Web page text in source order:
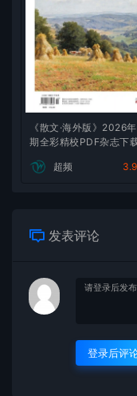
《散文·海外版》2026
期全彩精校PDF杂志下
超频
发表评论
登录后评